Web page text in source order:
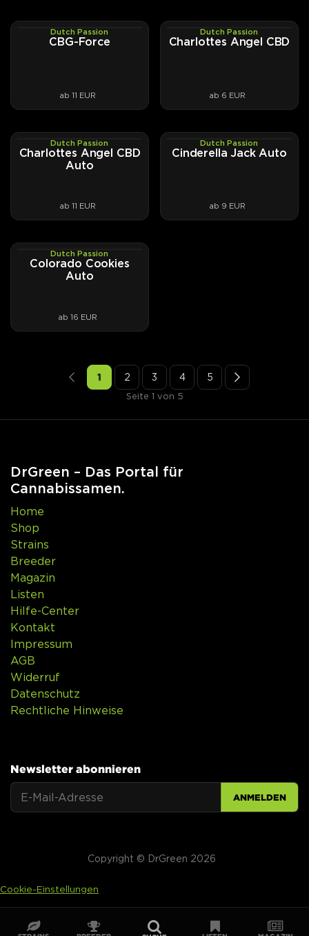
PHOTOFEMDutch Passion
CBG-Force
ab 11 EUR
PHOTOFEMDutch Passion
Charlottes Angel CBD
ab 6 EUR
AUTOFEMDutch Passion
Charlottes Angel CBD
Auto
ab 11 EUR
AUTOFEMDutch Passion
Cinderella Jack Auto
ab 9 EUR
AUTOFEMDutch Passion
Colorado Cookies
Auto
ab 16 EUR
1 2 3 4 5
Seite 1 von 5
DrGreen – Das Portal für
Cannabissamen.
Home
Shop
Strains
Breeder
Magazin
Listen
Hilfe-Center
Kontakt
Impressum
AGB
Widerruf
Datenschutz
Rechtliche Hinweise
Newsletter abonnieren
ANMELDEN
Copyright © DrGreen 2026
Cookie-Einstellungen